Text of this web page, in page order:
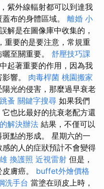
紫外線輻射都可以到達我
布的身體區域。 離婚 小
解是在圖像庫中收集的，
重要的是要注意，常規重
至關重要。 舒壓技巧課
起著重要的作用，因為我
響。 肉毒桿菌 桃園搬家
光的侵害，那麼過早衰老
跳蚤 關鍵字搜尋 如果我們
也比最好的抗衰老配方還
解決辦法 結果，不僅可以
點的形成。 星期六的一
的人的症狀預計不會變得
換護照 近視雷射 但是，
膚癌。 buffet外燴價格
洗手台 當塗在頭皮上時，